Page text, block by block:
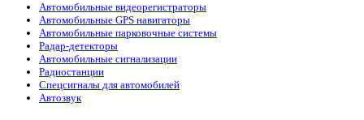
Автомобильные видеорегистраторы
Автомобильные GPS навигаторы
Автомобильные парковочные системы
Радар-детекторы
Автомобильные сигнализации
Радиостанции
Спецсигналы для автомобилей
Автозвук